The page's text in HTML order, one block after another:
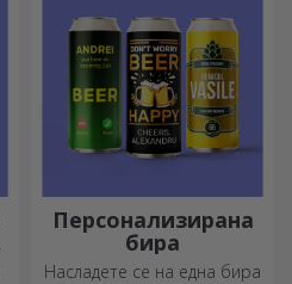
Персонализирана
бира
Насладете се на една бира